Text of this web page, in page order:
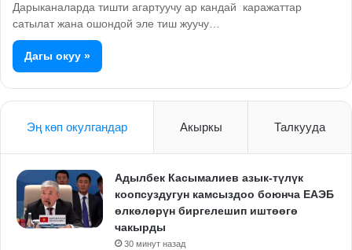
Дарыканаларда тишти агартуучу ар кандай каражаттар
сатылат жана ошондой эле тиш жуучу…
Дагы окуу »
Эң көп окулгандар Акыркы Талкууда
Адылбек Касымалиев азык-түлүк
коопсуздугун камсыздоо боюнча ЕАЭБ
өлкөлөрүн биргелешип иштөөгө
чакырды
30 минут назад